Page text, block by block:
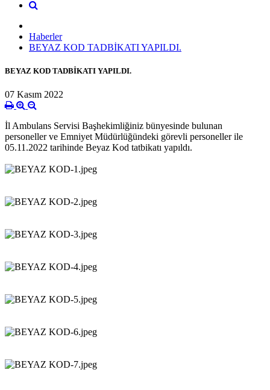
Haberler
BEYAZ KOD TADBİKATI YAPILDI.
BEYAZ KOD TADBİKATI YAPILDI.
07 Kasım 2022
İl Ambulans Servisi Başhekimliğiniz bünyesinde bulunan
personeller ve Emniyet Müdürlüğündeki görevli personeller ile
05.11.2022 tarihinde Beyaz Kod tatbikatı yapıldı.